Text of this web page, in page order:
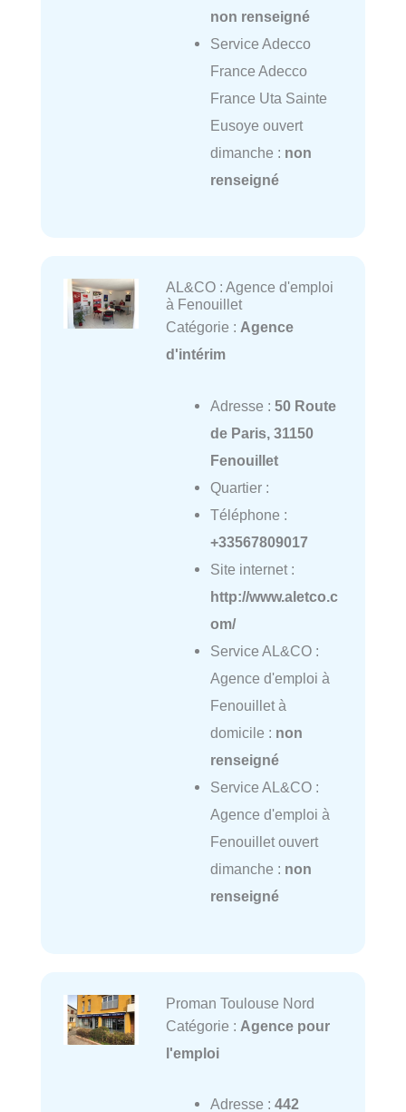
non renseigné
Service Adecco
France Adecco
France Uta Sainte
Eusoye ouvert
dimanche : non
renseigné
AL&CO : Agence d'emploi
à Fenouillet
Catégorie : Agence
d'intérim
Adresse : 50 Route
de Paris, 31150
Fenouillet
Quartier :
Téléphone :
+33567809017
Site internet :
http://www.aletco.c
om/
Service AL&CO :
Agence d'emploi à
Fenouillet à
domicile : non
renseigné
Service AL&CO :
Agence d'emploi à
Fenouillet ouvert
dimanche : non
renseigné
Proman Toulouse Nord
Catégorie : Agence pour
l'emploi
Adresse : 442